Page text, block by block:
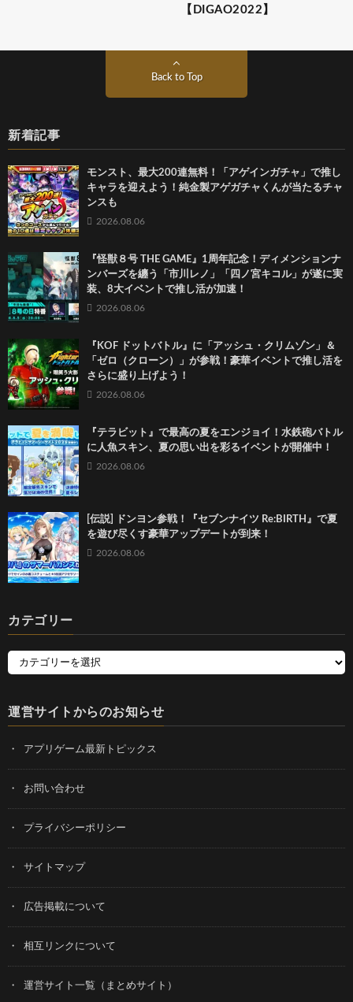
【DIGAO2022】
Back to Top
新着記事
モンスト、最大200連無料！「アゲインガチャ」で推し
キャラを迎えよう！純金製アゲガチャくんが当たるチャ
ンスも
2026.08.06
『怪獣８号 THE GAME』1周年記念！ディメンションナ
ンバーズを纏う「市川レノ」「四ノ宮キコル」が遂に実
装、8大イベントで推し活が加速！
2026.08.06
『KOF ドットバトル』に「アッシュ・クリムゾン」＆
「ゼロ（クローン）」が参戦！豪華イベントで推し活を
さらに盛り上げよう！
2026.08.06
『テラビット』で最高の夏をエンジョイ！水鉄砲バトル
に人魚スキン、夏の思い出を彩るイベントが開催中！
2026.08.06
[伝説] ドンヨン参戦！『セブンナイツ Re:BIRTH』で夏
を遊び尽くす豪華アップデートが到来！
2026.08.06
カテゴリー
運営サイトからのお知らせ
アプリゲーム最新トピックス
お問い合わせ
プライバシーポリシー
サイトマップ
広告掲載について
相互リンクについて
運営サイト一覧（まとめサイト）